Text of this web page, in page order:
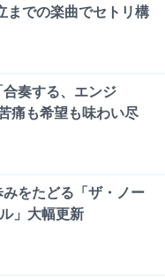
までの楽曲でセトリ構
奏する、エンジ
痛も希望も味わい尽
をたどる「ザ・ノー
」大幅更新